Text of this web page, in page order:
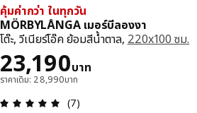
คุ้มค่ากว่า ในทุกวัน
MÖRBYLÅNGA เมอร์บีลองงา
โต๊ะ, วีเนียร์โอ๊ค ย้อมสีน้ำตาล, 220x100 ซม.
23,190บาท
ราคา 23190บาท
ราคาเดิม: 28,990บาท
ความคิดเห็น: 5 จาก 5 ดาว รีวิว
(7)